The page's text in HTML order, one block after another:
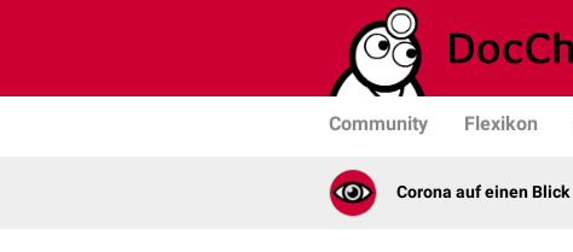
Community Flexikon
Corona auf einen Blick